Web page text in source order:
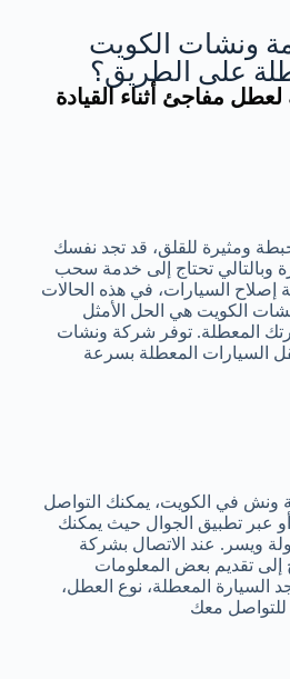
ونشات الكويت
على الطريق؟
مفاجئ أثناء القيادة
ومثيرة للقلق، قد تجد نفسك
وبالتالي تحتاج إلى خدمة سحب
السيارات، في هذه الحالات
الكويت هي الحل الأمثل
المعطلة. توفر شركة ونشات
السيارات المعطلة بسرعة
ونش في الكويت، يمكنك التواصل
عبر تطبيق الجوال حيث يمكنك
ويسر. عند الاتصال بشركة
تقديم بعض المعلومات
السيارة المعطلة، نوع العطل،
معك